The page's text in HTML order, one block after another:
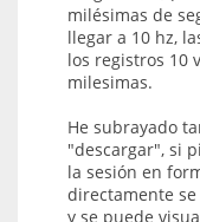
milésimas de
llegar a 10 hz,
los registros 10
milesimas.
He subrayado
"descargar", si
la sesión en
directamente
y se puede